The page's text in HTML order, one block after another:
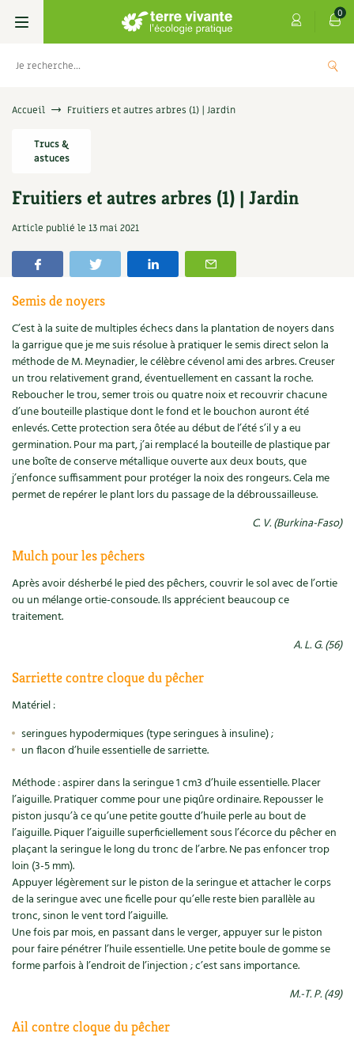
0
Livres
Permaculture, Jardin bio
Verger, arbres
Petit élevage
Aménagement jardin
Ornement
Biodiversité
Autonomie, bricolage
Santé, bien-être
Cosmétique bio, soins
Maison écologique
Société, engagement
Cuisine saine
Manger bio
Cures, régimes
Dessert, Boulangerie
Techniques, conservation, organisation
Agenda, calendrier
NOUVEAUTÉS
Les 4 saisons
Se réabonner
Offrir un abonnement
Les numéros
4 saisons
Archives
Soutenez Les 4 Saisons
Graines, semences
Potagères
Aromatiques
Florales
Médicinales
Originales
Kits de jardinage
Outils de jardin
Jeux
DVD
Agenda, calendrier
Livres
Le magazine Les 4 saisons
Stages
Cartes cadeau
Cartes cadeau
Centre Terre vivante
Découvrir le Centre
Visiter en famille, entre amis
Programme 2026 du Centre Terre vivante
Avec les enfants
Venir en groupe
Scolaires
Séminaires, entreprises, associations, collectivités…
Les espaces de formation
Dormir à Terre vivante
Horaires, tarifs, restauration
Accès
Séjourner en Trièves
Nous contacter
Infos & conseils
Jardin bio
Calendrier des travaux du jardin
Carte climatique
Calendrier lunaire
Potager
Permaculture et syntropie
Cultiver sous serre
Ornement et aménagement du jardin
Outils et ustensiles du jardin
Biodiversité
Ravageurs et maladies au jardin
Petit élevage
Cuisine saine
Alimentation et nutrition
Recettes de printemps
Parole libre
La tribune
Édito des4 saisons
Manifeste pour la planète
Champs d’action – le podcast
En direct !
Débat d’experts
Prenez-en de la graine !
Forums
Jardin bio
Habitat écologique
Cuisine saine
Soins naturels
Société et alternatives
Accueil Fruitiers et autres arbres (1) | Jardin
Trucs &
astuces
Fruitiers et autres arbres (1) | Jardin
Article publié le 13 mai 2021
Semis de noyers
C’est à la suite de multiples échecs dans la plantation de noyers dans
la garrigue que je me suis résolue à pratiquer le semis direct selon la
méthode de M. Meynadier, le célèbre cévenol ami des arbres. Creuser
un trou relativement grand, éventuellement en cassant la roche.
Reboucher le trou, semer trois ou quatre noix et recouvrir chacune
d’une bouteille plastique dont le fond et le bouchon auront été
enlevés. Cette protection sera ôtée au début de l’été s’il y a eu
germination. Pour ma part, j’ai remplacé la bouteille de plastique par
une boîte de conserve métallique ouverte aux deux bouts, que
j’enfonce suffisamment pour protéger la noix des rongeurs. Cela me
permet de repérer le plant lors du passage de la débroussailleuse.
C. V. (Burkina-Faso)
Mulch pour les pêchers
Après avoir désherbé le pied des pêchers, couvrir le sol avec de l’ortie
ou un mélange ortie-consoude. Ils apprécient beaucoup ce
traitement.
A. L. G. (56)
Sarriette contre cloque du pêcher
Matériel :
seringues hypodermiques (type seringues à insuline) ;
un flacon d’huile essentielle de sarriette.
Méthode : aspirer dans la seringue 1 cm3 d’huile essentielle. Placer
l’aiguille. Pratiquer comme pour une piqûre ordinaire. Repousser le
piston jusqu’à ce qu’une petite goutte d’huile perle au bout de
l’aiguille. Piquer l’aiguille superficiellement sous l’écorce du pêcher en
plaçant la seringue le long du tronc de l’arbre. Ne pas enfoncer trop
loin (3-5 mm).
Appuyer légèrement sur le piston de la seringue et attacher le corps
de la seringue avec une ficelle pour qu’elle reste bien parallèle au
tronc, sinon le vent tord l’aiguille.
Une fois par mois, en passant dans le verger, appuyer sur le piston
pour faire pénétrer l’huile essentielle. Une petite boule de gomme se
forme parfois à l’endroit de l’injection ; c’est sans importance.
M.-T. P. (49)
Ail contre cloque du pêcher
5,00€ AJOUTER